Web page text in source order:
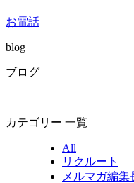
お電話
blog
ブログ
カテゴリー 一覧
All
リクルート
メルマガ編集